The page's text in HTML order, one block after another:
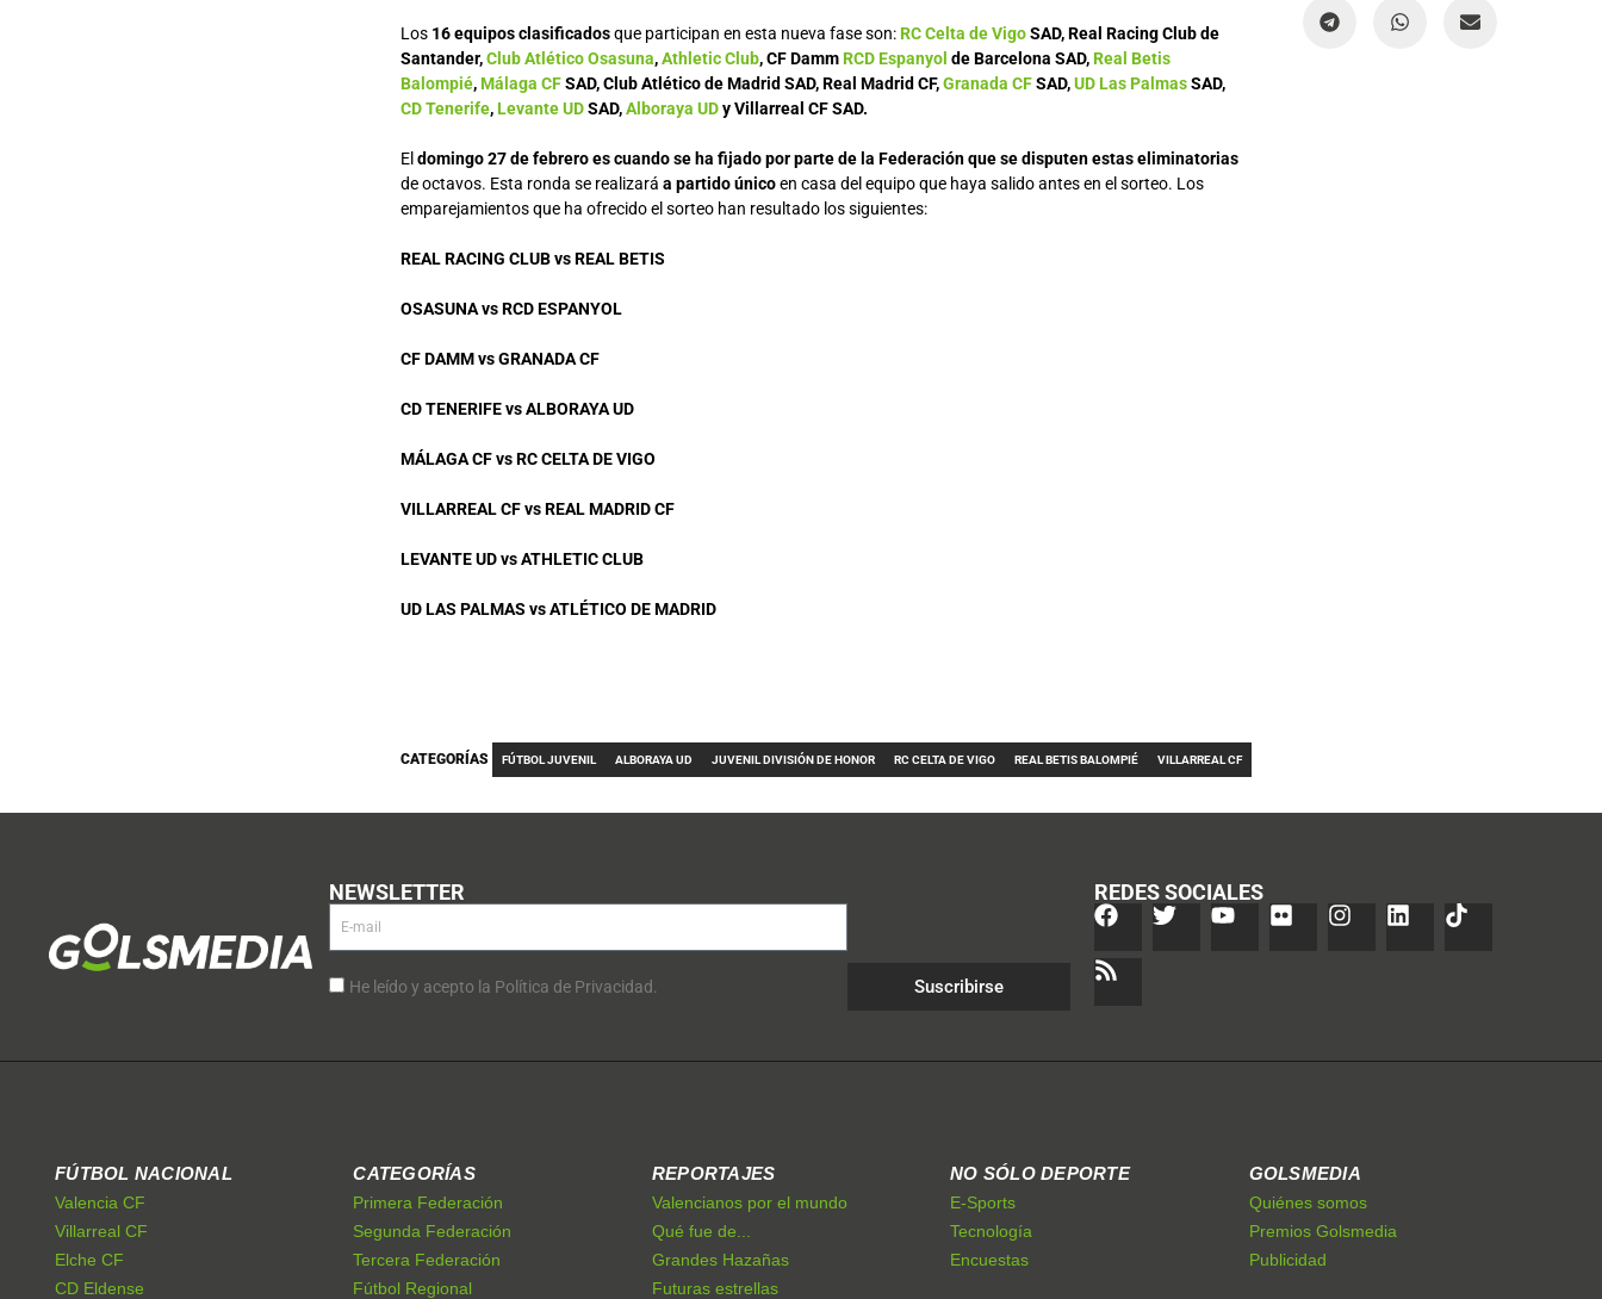
Los 16 equipos clasificadosque participan en esta nueva fase son:RC Celta de VigoSAD, Real Racing Club de
Santander,Club Atlético Osasuna,Athletic Club, CF DammRCD Espanyol de Barcelona SAD,Real Betis
Balompié,Málaga CFSAD, Club Atlético de Madrid SAD, Real Madrid CF,Granada CFSAD,UD Las PalmasSAD,
CD Tenerife,Levante UDSAD,Alboraya UDy Villarreal CF SAD.
El domingo 27 de febrero es cuando se ha fijado por parte de la Federación que se disputen estas eliminatorias
de octavos. Esta ronda se realizará a partido únicoen casa del equipo que haya salido antes en el sorteo. Los
emparejamientos que ha ofrecido el sorteo han resultado los siguientes:
REAL RACING CLUB vs REAL BETIS
OSASUNA vs RCD ESPANYOL
CF DAMM vs GRANADA CF
CD TENERIFE vs ALBORAYA UD
MÁLAGA CF vs RC CELTA DE VIGO
VILLARREAL CF vs REAL MADRID CF
LEVANTE UD vs ATHLETIC CLUB
UD LAS PALMAS vs ATLÉTICO DE MADRID
CATEGORÍAS FÚTBOL JUVENIL ALBORAYA UD JUVENIL DIVISIÓN DE HONOR RC CELTA DE VIGO REAL BETIS BALOMPIÉ VILLARREAL CF
NEWSLETTER
He leído y acepto la Política de Privacidad. Suscribirse
REDES SOCIALES
FÚTBOL NACIONAL
Valencia CF
Villarreal CF
Elche CF
CD Eldense
CATEGORÍAS
Primera Federación
Segunda Federación
Tercera Federación
Fútbol Regional
REPORTAJES
Valencianos por el mundo
Qué fue de...
Grandes Hazañas
Futuras estrellas
NO SÓLO DEPORTE
E-Sports
Tecnología
Encuestas
GOLSMEDIA
Quiénes somos
Premios Golsmedia
Publicidad